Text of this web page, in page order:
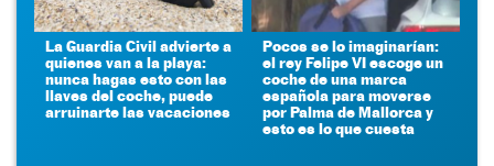
La Guardia Civil advierte a
quienes van a la playa:
nunca hagas esto con las
llaves del coche, puede
arruinarte las vacaciones
Pocos se lo imaginarían:
el rey Felipe VI escoge un
coche de una marca
española para moverse
por Palma de Mallorca y
esto es lo que cuesta